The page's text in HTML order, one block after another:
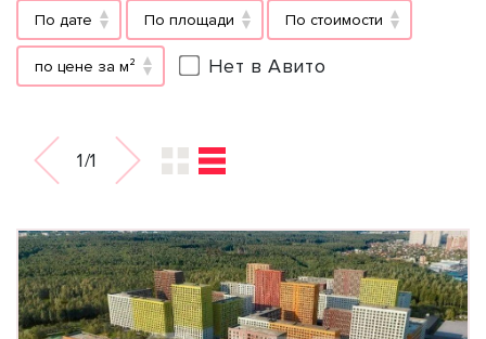
По дате По площади По стоимости
по цене за м² Нет в Авито
1/1